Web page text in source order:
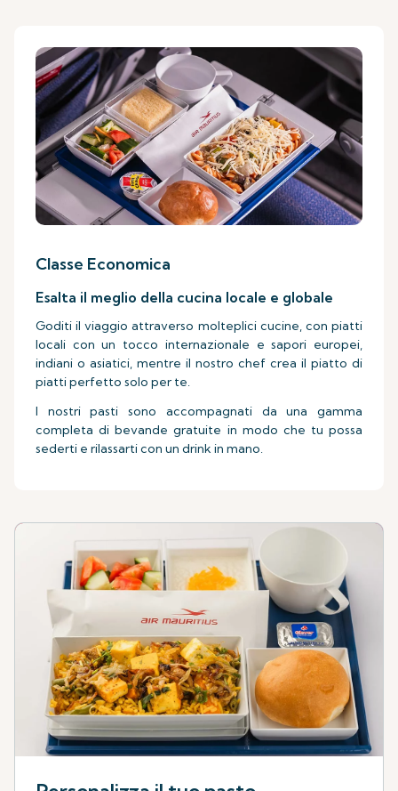
Classe Economica
Esalta il meglio della cucina locale e globale
Goditi il viaggio attraverso molteplici cucine, con piatti
locali con un tocco internazionale e sapori europei,
indiani o asiatici, mentre il nostro chef crea il piatto di
piatti perfetto solo per te.
I nostri pasti sono accompagnati da una gamma
completa di bevande gratuite in modo che tu possa
sederti e rilassarti con un drink in mano.